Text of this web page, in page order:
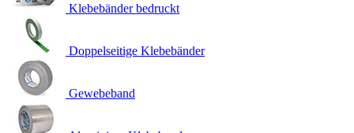
Klebebänder bedruckt
Doppelseitige Klebebänder
Gewebeband